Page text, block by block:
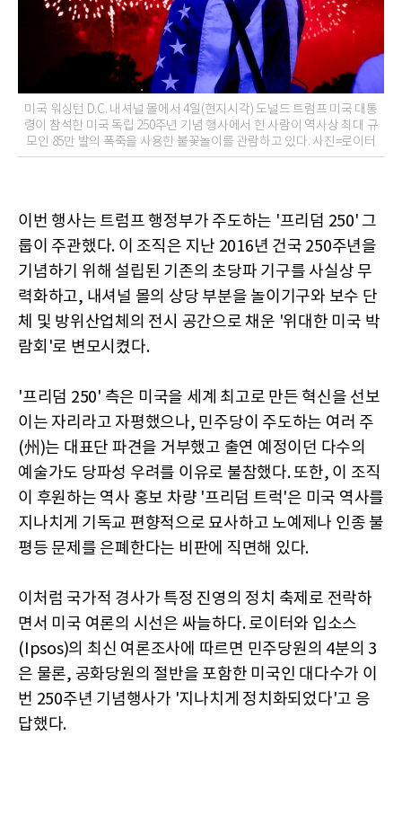
미국 워싱턴 D.C. 내셔널 몰에서 4일(현지시각) 도널드 트럼프 미국 대통
령이 참석한 미국 독립 250주년 기념 행사에서 한 사람이 역사상 최대 규
모인 85만 발의 폭죽을 사용한 불꽃놀이를 관람하고 있다. 사진=로이터
이번 행사는 트럼프 행정부가 주도하는 '프리덤 250' 그
룹이 주관했다. 이 조직은 지난 2016년 건국 250주년을
기념하기 위해 설립된 기존의 초당파 기구를 사실상 무
력화하고, 내셔널 몰의 상당 부분을 놀이기구와 보수 단
체 및 방위산업체의 전시 공간으로 채운 '위대한 미국 박
람회'로 변모시켰다.
'프리덤 250' 측은 미국을 세계 최고로 만든 혁신을 선보
이는 자리라고 자평했으나, 민주당이 주도하는 여러 주
(州)는 대표단 파견을 거부했고 출연 예정이던 다수의
예술가도 당파성 우려를 이유로 불참했다. 또한, 이 조직
이 후원하는 역사 홍보 차량 '프리덤 트럭'은 미국 역사를
지나치게 기독교 편향적으로 묘사하고 노예제나 인종 불
평등 문제를 은폐한다는 비판에 직면해 있다.
이처럼 국가적 경사가 특정 진영의 정치 축제로 전락하
면서 미국 여론의 시선은 싸늘하다. 로이터와 입소스
(Ipsos)의 최신 여론조사에 따르면 민주당원의 4분의 3
은 물론, 공화당원의 절반을 포함한 미국인 대다수가 이
번 250주년 기념행사가 '지나치게 정치화되었다'고 응
답했다.